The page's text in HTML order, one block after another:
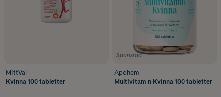
MittVal
Kvinna 100 tabletter
Sponsrad
Apohem
Multivitamin Kvinna 100 tabletter